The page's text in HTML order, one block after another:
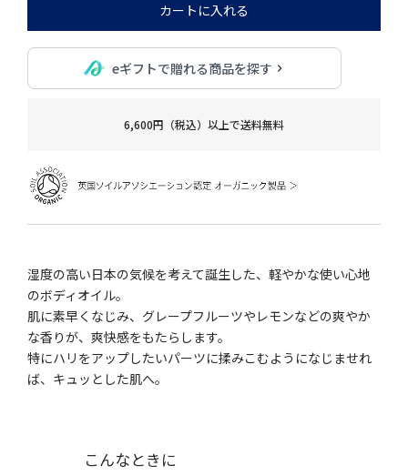
カートに入れる
eギフトで贈れる商品を探す
6,600円（税込）以上で送料無料
湿度の高い日本の気候を考えて誕生した、軽やかな使い心地
のボディオイル。
肌に素早くなじみ、グレープフルーツやレモンなどの爽やか
な香りが、爽快感をもたらします。
特にハリをアップしたいパーツに揉みこむようになじませれ
ば、キュッとした肌へ。
こんなときに